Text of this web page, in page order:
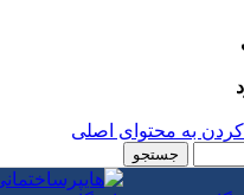
به محتوای اصلی
جستجو